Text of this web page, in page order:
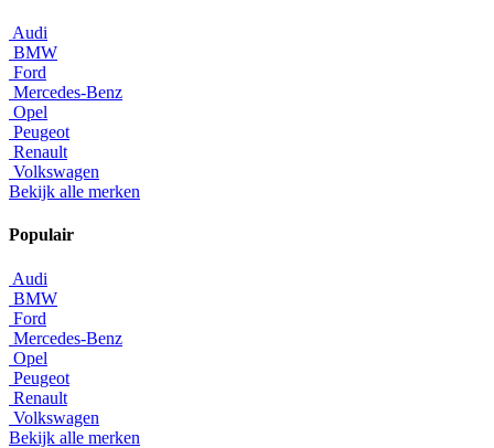
Audi
BMW
Ford
Mercedes-Benz
Opel
Peugeot
Renault
Volkswagen
Bekijk alle merken
Populair
Audi
BMW
Ford
Mercedes-Benz
Opel
Peugeot
Renault
Volkswagen
Bekijk alle merken